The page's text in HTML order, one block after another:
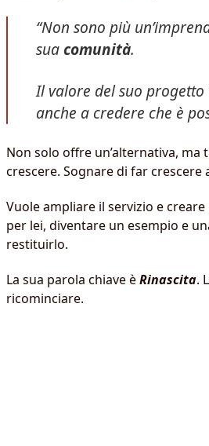
“Non sono più
suacomunità.
Il valore del suo
anche a credere che è
Non solo offre un’alternativa,
crescere. Sognare di far
Vuole ampliare il servizio e
per lei, diventare un esempio e
restituirlo.
La sua parola chiave èRinascita.
ricominciare.